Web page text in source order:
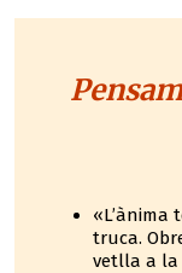
«L’ànima
truca.
vetlla a la